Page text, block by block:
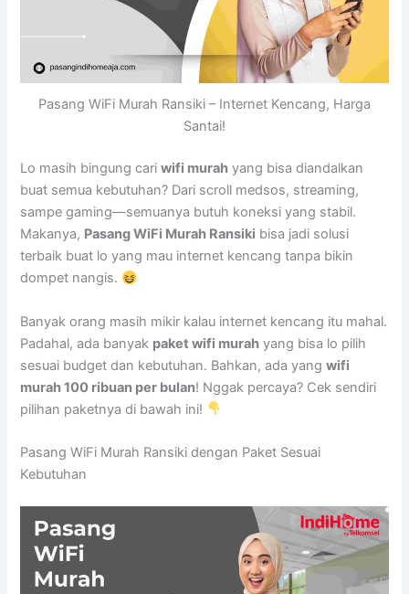
Pasang WiFi Murah Ransiki – Internet Kencang, Harga
Santai!
Lo masih bingung cariwifi murah yang bisa diandalkan
buat semua kebutuhan? Dari scroll medsos, streaming,
sampe gaming—semuanya butuh koneksi yang stabil.
Makanya, Pasang WiFi Murah Ransiki bisa jadi solusi
terbaik buat lo yang mau internet kencang tanpa bikin
dompet nangis.
Banyak orang masih mikir kalau internet kencang itu mahal.
Padahal, ada banyak paket wifi murah yang bisa lo pilih
sesuai budget dan kebutuhan. Bahkan, ada yangwifi
murah 100 ribuan per bulan! Nggak percaya? Cek sendiri
pilihan paketnya di bawah ini!
Pasang WiFi Murah Ransiki dengan Paket Sesuai
Kebutuhan